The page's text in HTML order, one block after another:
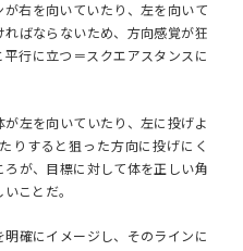
右を向いていたり、左を向いて
ばならないため、方向感覚が狂
行に立つ＝スクエアスタンスに
左を向いていたり、左に投げよ
りすると狙った方向に投げにく
が、目標に対して体を正しい角
ことだ。
確にイメージし、そのラインに